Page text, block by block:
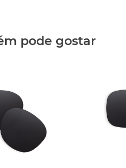
pode gostar